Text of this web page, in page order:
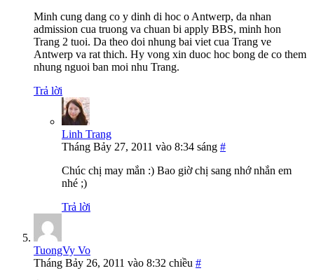
Minh cung dang co y dinh di hoc o Antwerp, da nhan
admission cua truong va chuan bi apply BBS, minh hon
Trang 2 tuoi. Da theo doi nhung bai viet cua Trang ve
Antwerp va rat thich. Hy vong xin duoc hoc bong de co them
nhung nguoi ban moi nhu Trang.
Trả lời
Linh Trang
Tháng Bảy 27, 2011 vào 8:34 sáng #
Chúc chị may mắn :) Bao giờ chị sang nhớ nhắn em
nhé ;)
Trả lời
TuongVy Vo
Tháng Bảy 26, 2011 vào 8:32 chiều #